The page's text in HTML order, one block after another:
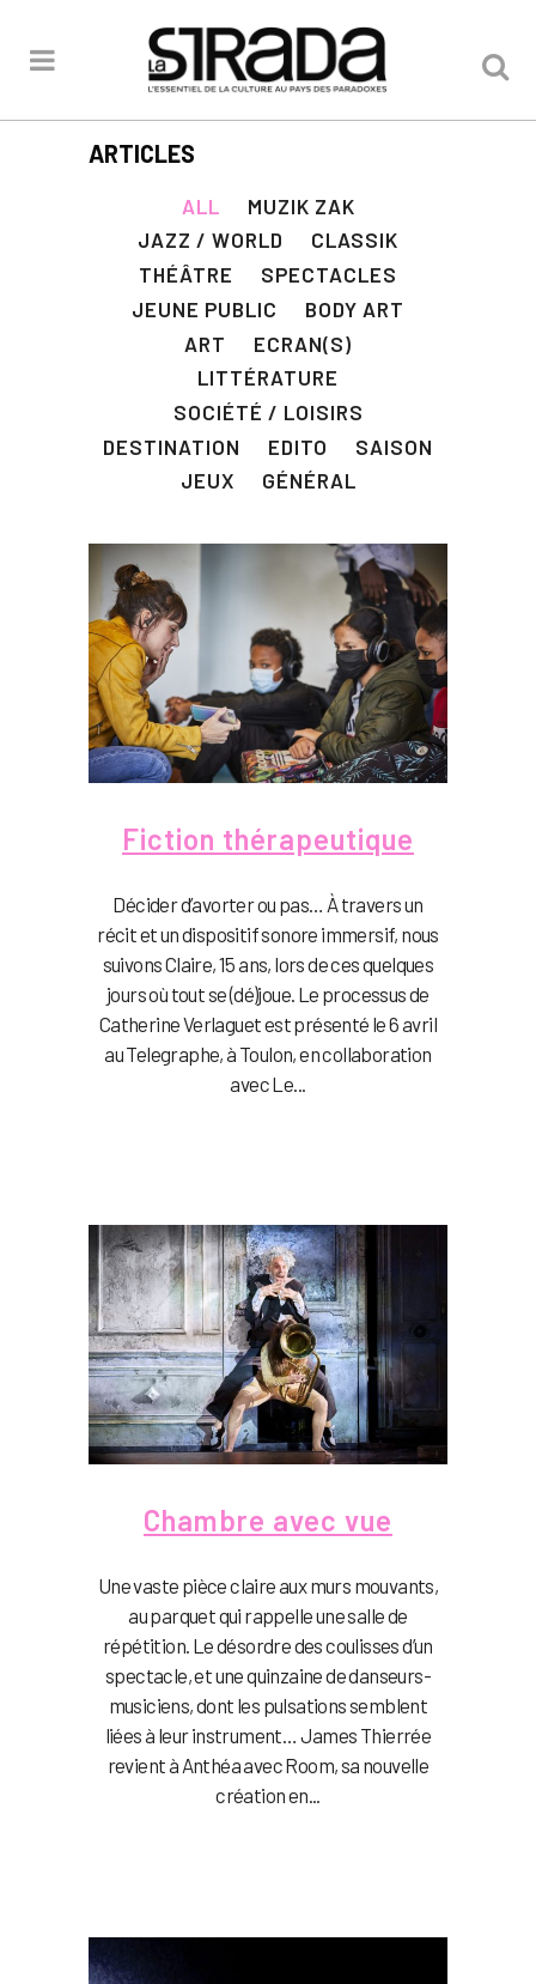
ARTICLES
ALL
MUZIK ZAK
JAZZ / WORLD
CLASSIK
THÉÂTRE
SPECTACLES
JEUNE PUBLIC
BODY ART
ART
ECRAN(S)
LITTÉRATURE
SOCIÉTÉ / LOISIRS
DESTINATION
EDITO
SAISON
JEUX
GÉNÉRAL
Fiction thérapeutique
Décider d’avorter ou pas… À travers un
récit et un dispositif sonore immersif, nous
suivons Claire, 15 ans, lors de ces quelques
jours où tout se (dé)joue. Le processus de
Catherine Verlaguet est présenté le 6 avril
au Telegraphe, à Toulon, en collaboration
avec Le...
Chambre avec vue
Une vaste pièce claire aux murs mouvants,
au parquet qui rappelle une salle de
répétition. Le désordre des coulisses d’un
spectacle, et une quinzaine de danseurs-
musiciens, dont les pulsations semblent
liées à leur instrument… James Thierrée
revient à Anthéa avec Room, sa nouvelle
création en...